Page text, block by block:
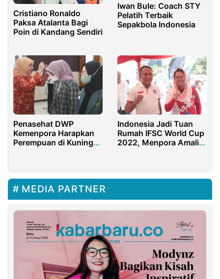
Cristiano Ronaldo
Paksa Atalanta Bagi
Poin di Kandang Sendiri
Iwan Bule: Coach STY
Pelatih Terbaik
Sepakbola Indonesia
Penasehat DWP
Kemenpora Harapkan
Perempuan di Kuningan
Indonesia Jadi Tuan
Rumah IFSC World Cup
2022, Menpora Amali
MEDIA PARTNER